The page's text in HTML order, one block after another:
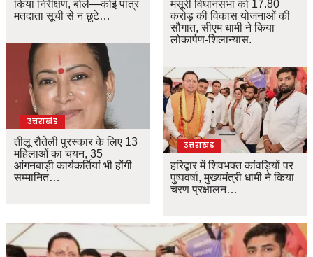
किया निरीक्षण, बोले—कोई पात्र
मतदाता सूची से न छूटे…
उत्तराखंड
तीलू रौतेली पुरस्कार के लिए 13
महिलाओं का चयन, 35
आंगनबाड़ी कार्यकर्तियां भी होंगी
सम्मानित…
मसूरी विधानसभा को 17.80
करोड़ की विकास योजनाओं की
सौगात, सीएम धामी ने किया
लोकार्पण-शिलान्यास.
उत्तराखंड
हरिद्वार में शिवभक्त कांवड़ियों पर
पुष्पवर्षा, मुख्यमंत्री धामी ने किया
चरण प्रक्षालन…